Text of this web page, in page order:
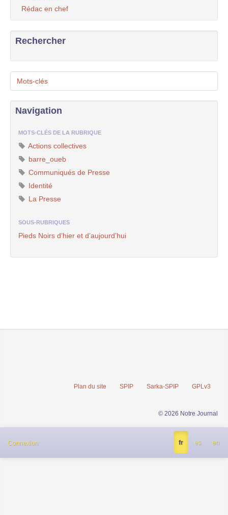
Rédac en chef
Rechercher
Mots-clés
Navigation
MOTS-CLÉS DE LA RUBRIQUE
Actions collectives
barre_oueb
Communiqués de Presse
Identité
La Presse
SOUS-RUBRIQUES
Pieds Noirs d’hier et d’aujourd’hui
Plan du site SPIP Sarka-SPIP GPLv3
© 2026 Notre Journal
Connexion fr es en